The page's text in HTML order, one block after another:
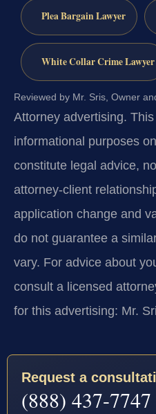
Plea Bargain Lawyer
White Collar Crime Lawyer
Reviewed by Mr. Sris, Owner
Attorney advertising.
informational purposes
constitute legal advice,
attorney-client
application change and
do not guarantee a
vary. For advice about
consult a licensed
for this advertising: Mr.
Request a
(888) 437-7747